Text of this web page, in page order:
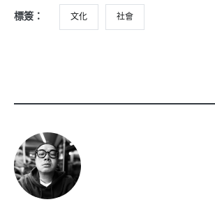
標簽： 文化 社會